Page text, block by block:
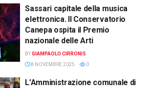
Sassari capitale della musica
elettronica. Il Conservatorio
Canepa ospita il Premio
nazionale delle Arti
BYGIAMPAOLO CIRRONIS
8 NOVEMBRE 2025
0
L’Amministrazione comunale di